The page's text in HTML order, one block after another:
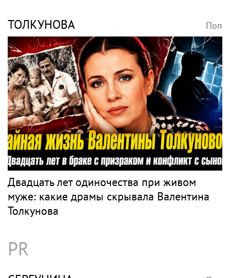
ТОЛКУНОВА Поп
Двадцать лет одиночества при живом
муже: какие драмы скрывала Валентина
Толкунова
PR